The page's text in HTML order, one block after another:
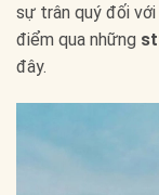
sự trân quý đối
điểm qua những
đây.